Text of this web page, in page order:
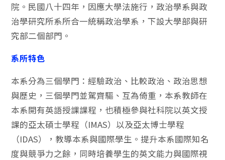
院。民國八十四年，因應大學法施行，政治學系與政
治學研究所系所合一統稱政治學系，下設大學部與研
究部二個部門。
系所特色
本系分為三個學門：經驗政治、比較政治、政治思想
與歷史，三個學門並駕齊驅、互為倚重，本系教師在
本系開有英語授課課程，也積極參與社科院以英文授
課的亞太碩士學程（IMAS）以及亞太博士學程
（IDAS），教導本系與國際學生。提升本系國際知名
度與競爭力之餘，同時培養學生的英文能力與國際視